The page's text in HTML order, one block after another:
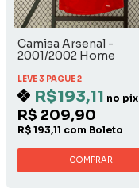
Camisa Arsenal -
2001/2002 Home
LEVE 3 PAGUE 2
R$193,11 no pix
R$ 209,90
R$ 193,11 com Boleto
COMPRAR